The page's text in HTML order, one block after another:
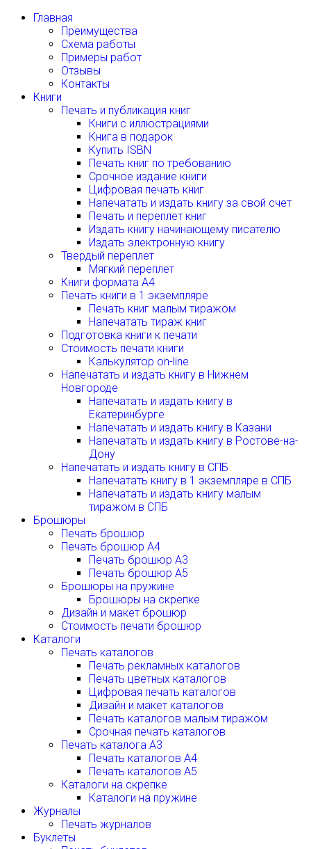
Главная
Преимущества
Схема работы
Примеры работ
Отзывы
Контакты
Книги
Печать и публикация книг
Книги с иллюстрациями
Книга в подарок
Купить ISBN
Печать книг по требованию
Срочное издание книги
Цифровая печать книг
Напечатать и издать книгу за свой счет
Печать и переплет книг
Издать книгу начинающему писателю
Издать электронную книгу
Твердый переплет
Мягкий переплет
Книги формата А4
Печать книги в 1 экземпляре
Печать книг малым тиражом
Напечатать тираж книг
Подготовка книги к печати
Стоимость печати книги
Калькулятор on-line
Напечатать и издать книгу в Нижнем
Новгороде
Напечатать и издать книгу в
Екатеринбурге
Напечатать и издать книгу в Казани
Напечатать и издать книгу в Ростове-на-
Дону
Напечатать и издать книгу в СПБ
Напечатать книгу в 1 экземпляре в СПБ
Напечатать и издать книгу малым
тиражом в СПБ
Брошюры
Печать брошюр
Печать брошюр А4
Печать брошюр А3
Печать брошюр А5
Брошюры на пружине
Брошюры на скрепке
Дизайн и макет брошюр
Стоимость печати брошюр
Каталоги
Печать каталогов
Печать рекламных каталогов
Печать цветных каталогов
Цифровая печать каталогов
Дизайн и макет каталогов
Печать каталогов малым тиражом
Срочная печать каталогов
Печать каталога А3
Печать каталогов А4
Печать каталогов А5
Каталоги на скрепке
Каталоги на пружине
Журналы
Печать журналов
Буклеты